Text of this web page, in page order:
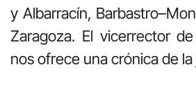
y Albarracín,
Zaragoza. El vicerrector
nos ofrece una crónica de la